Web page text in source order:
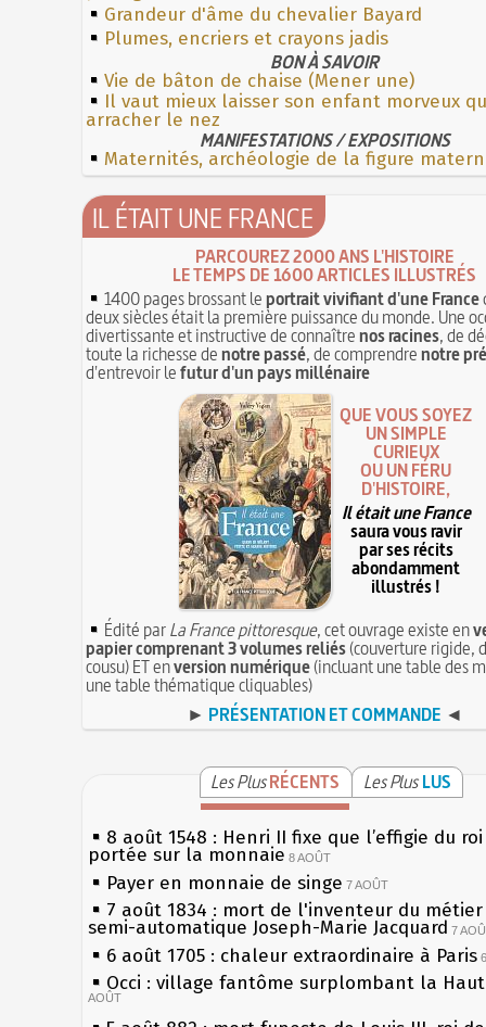
Grandeur d'âme du chevalier Bayard
Plumes, encriers et crayons jadis
BON À SAVOIR
Vie de bâton de chaise (Mener une)
Il vaut mieux laisser son enfant morveux
arracher le nez
MANIFESTATIONS / EXPOSITIONS
Maternités, archéologie de la figure
IL ÉTAIT UNE FRANCE
PARCOUREZ 2000 ANS L'HISTOIRE
LE TEMPS DE 1600 ARTICLES ILLUSTRÉS
1400 pages brossant leportrait vivifiant d'une France
deux siècles était la première puissance du monde. Une
divertissante et instructive de connaîtrenos racines, de
toute la richesse denotre passé, de comprendrenotre
d'entrevoir lefutur d'un pays millénaire
QUE VOUS SOYEZ
UN SIMPLE
CURIEUX
OU UN FÉRU
D'HISTOIRE,
Il était une France
saura vous ravir
par ses récits
abondamment
illustrés !
Édité parLa France pittoresque, cet ouvrage existe en
papier comprenant 3 volumes reliés(couverture rigide,
cousu) ET enversion numérique(incluant une table des
une table thématique cliquables)
► PRÉSENTATION ET COMMANDE ◄
Les PlusRÉCENTS Les Plus LUS
8 août 1548 : Henri II fixe que l’effigie du
portée sur la monnaie 8 AOÛT
Payer en monnaie de singe 7 AOÛT
7 août 1834 : mort de l'inventeur du
semi-automatique Joseph-Marie Jacquard 7
6 août 1705 : chaleur extraordinaire à Paris
Occi : village fantôme surplombant la
AOÛT